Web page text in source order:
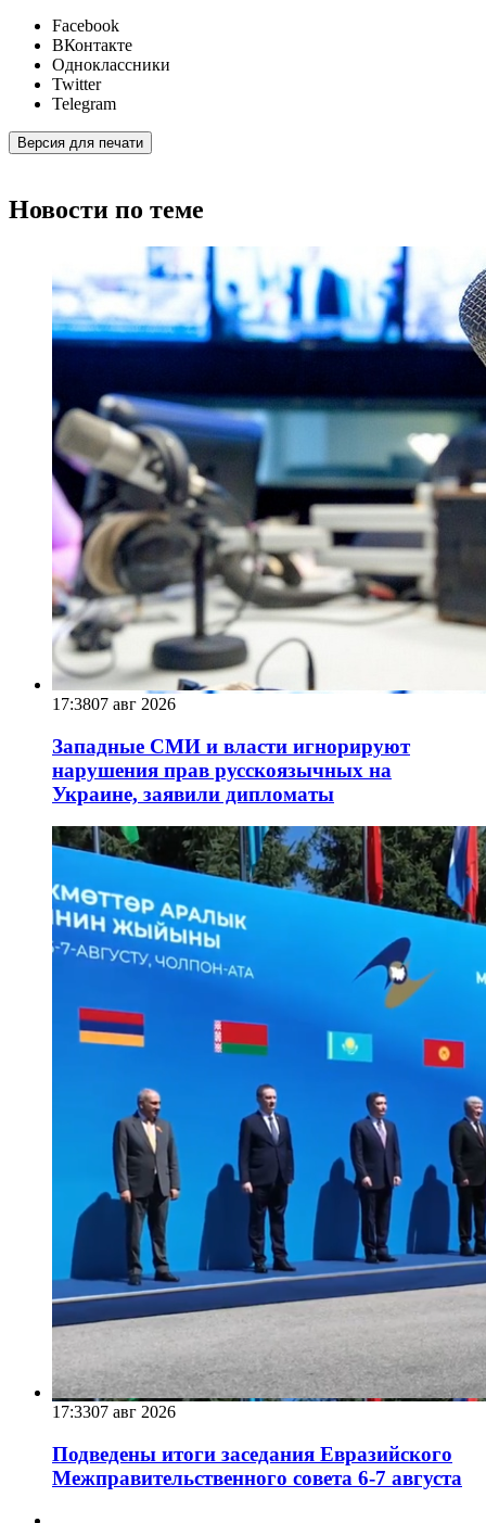
Facebook
ВКонтакте
Одноклассники
Twitter
Telegram
Версия для печати
Новости по теме
17:3807 авг 2026
Западные СМИ и власти игнорируют
нарушения прав русскоязычных на
Украине, заявили дипломаты
17:3307 авг 2026
Подведены итоги заседания Евразийского
Межправительственного совета 6-7 августа